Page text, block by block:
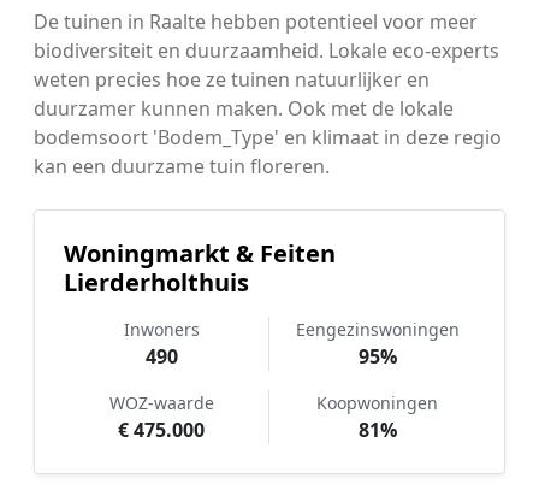
De tuinen in Raalte hebben potentieel voor meer
biodiversiteit en duurzaamheid. Lokale eco-experts
weten precies hoe ze tuinen natuurlijker en
duurzamer kunnen maken. Ook met de lokale
bodemsoort 'Bodem_Type' en klimaat in deze regio
kan een duurzame tuin floreren.
Woningmarkt & Feiten
Lierderholthuis
Inwoners
490
Eengezinswoningen
95%
WOZ-waarde
€ 475.000
Koopwoningen
81%